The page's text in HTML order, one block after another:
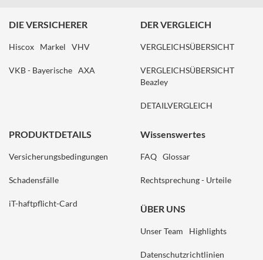
DIE VERSICHERER
Hiscox Markel VHV
VKB - Bayerische AXA
DER VERGLEICH
VERGLEICHSÜBERSICHT
VERGLEICHSÜBERSICHT
Beazley
DETAILVERGLEICH
PRODUKTDETAILS
Versicherungsbedingungen
Schadensfälle
iT-haftpflicht-Card
Wissenswertes
FAQ Glossar
Rechtsprechung - Urteile
ÜBER UNS
Unser Team Highlights
Datenschutzrichtlinien